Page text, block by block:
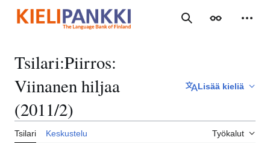
sisältöön
Haku Ulkoasu
Tsilari:Piirros:
Viinanen hiljaa
(2011/2)
Lisää kieliä
Tsilari Keskustelu Työkalut